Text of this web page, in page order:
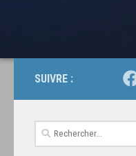
SUIVRE :